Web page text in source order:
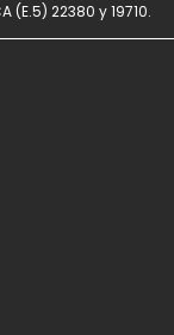
(E.5) 22380 y 19710.